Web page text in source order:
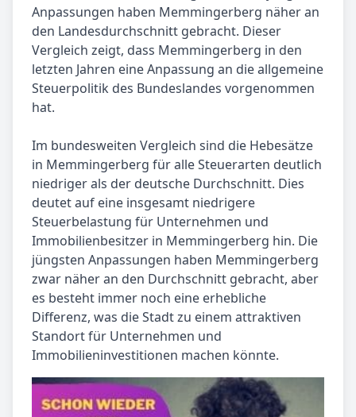
Anpassungen haben Memmingerberg näher an
den Landesdurchschnitt gebracht. Dieser
Vergleich zeigt, dass Memmingerberg in den
letzten Jahren eine Anpassung an die allgemeine
Steuerpolitik des Bundeslandes vorgenommen
hat.
Im bundesweiten Vergleich sind die Hebesätze
in Memmingerberg für alle Steuerarten deutlich
niedriger als der deutsche Durchschnitt. Dies
deutet auf eine insgesamt niedrigere
Steuerbelastung für Unternehmen und
Immobilienbesitzer in Memmingerberg hin. Die
jüngsten Anpassungen haben Memmingerberg
zwar näher an den Durchschnitt gebracht, aber
es besteht immer noch eine erhebliche
Differenz, was die Stadt zu einem attraktiven
Standort für Unternehmen und
Immobilieninvestitionen machen könnte.